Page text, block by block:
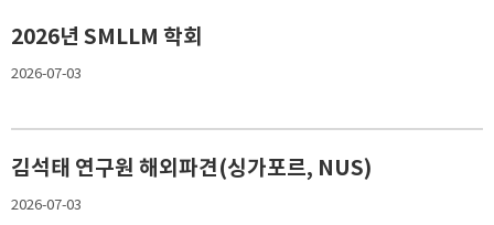
2026년 SMLLM 학회
2026-07-03
김석태 연구원 해외파견(싱가포르, NUS)
2026-07-03